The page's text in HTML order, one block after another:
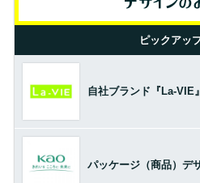
ピックアッ
自社ブランド『La-VIE
パッケージ（商品）デ